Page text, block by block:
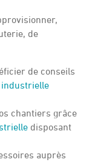
de
de conseils
chantiers grâce
disposant
auprès